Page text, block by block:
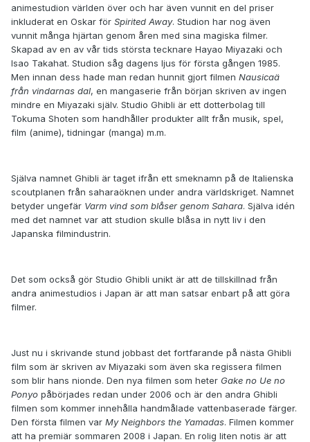
animestudion världen över och har även vunnit en del priser
inkluderat en Oskar för Spirited Away. Studion har nog även
vunnit många hjärtan genom åren med sina magiska filmer.
Skapad av en av vår tids största tecknare Hayao Miyazaki och
Isao Takahat. Studion såg dagens ljus för första gången 1985.
Men innan dess hade man redan hunnit gjort filmen Nausicaä
från vindarnas dal, en mangaserie från början skriven av ingen
mindre en Miyazaki själv. Studio Ghibli är ett dotterbolag till
Tokuma Shoten som handhåller produkter allt från musik, spel,
film (anime), tidningar (manga) m.m.
Själva namnet Ghibli är taget ifrån ett smeknamn på de Italienska
scoutplanen från saharaöknen under andra världskriget. Namnet
betyder ungefär Varm vind som blåser genom Sahara. Själva idén
med det namnet var att studion skulle blåsa in nytt liv i den
Japanska filmindustrin.
Det som också gör Studio Ghibli unikt är att de tillskillnad från
andra animestudios i Japan är att man satsar enbart på att göra
filmer.
Just nu i skrivande stund jobbast det fortfarande på nästa Ghibli
film som är skriven av Miyazaki som även ska regissera filmen
som blir hans nionde. Den nya filmen som heter Gake no Ue no
Ponyo påbörjades redan under 2006 och är den andra Ghibli
filmen som kommer innehålla handmålade vattenbaserade färger.
Den första filmen var My Neighbors the Yamadas. Filmen kommer
att ha premiär sommaren 2008 i Japan. En rolig liten notis är att